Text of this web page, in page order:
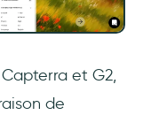
et G2,
de